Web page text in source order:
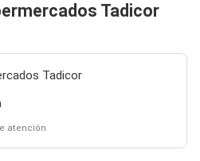
Tadicor
Tadicor
atención